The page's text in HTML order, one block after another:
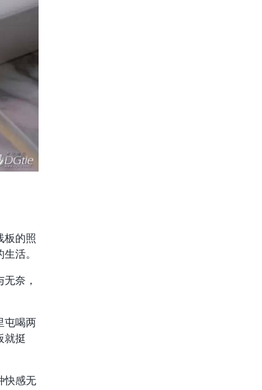
板的照
活。
奈，
屯喝两
就挺
快感无